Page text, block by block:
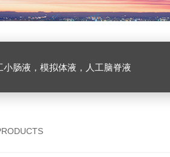
肠液，模拟体液，人工脑脊液